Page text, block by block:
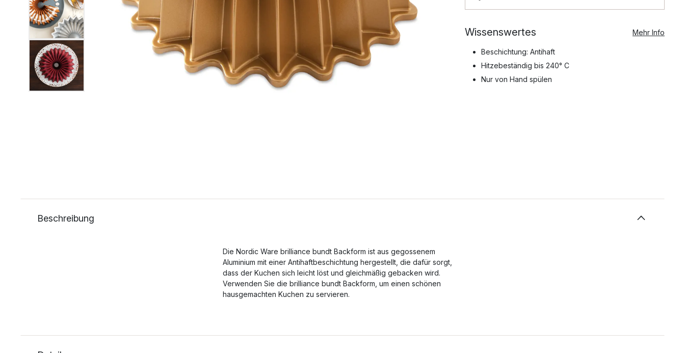
Wissenswertes Mehr Info
Beschichtung: Antihaft
Hitzebeständig bis 240° C
Nur von Hand spülen
Beschreibung
Die Nordic Ware brilliance bundt Backform ist aus gegossenem
Aluminium mit einer Antihaftbeschichtung hergestellt, die dafür sorgt,
dass der Kuchen sich leicht löst und gleichmäßig gebacken wird.
Verwenden Sie die brilliance bundt Backform, um einen schönen
hausgemachten Kuchen zu servieren.